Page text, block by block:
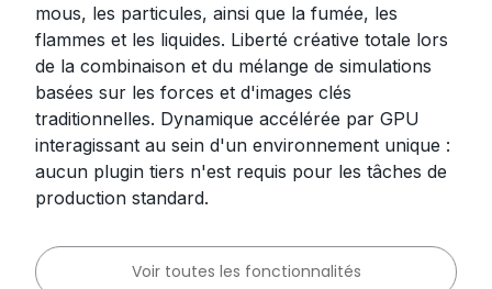
mous, les particules, ainsi que la fumée, les
flammes et les liquides. Liberté créative totale lors
de la combinaison et du mélange de simulations
basées sur les forces et d'images clés
traditionnelles. Dynamique accélérée par GPU
interagissant au sein d'un environnement unique :
aucun plugin tiers n'est requis pour les tâches de
production standard.
Voir toutes les fonctionnalités